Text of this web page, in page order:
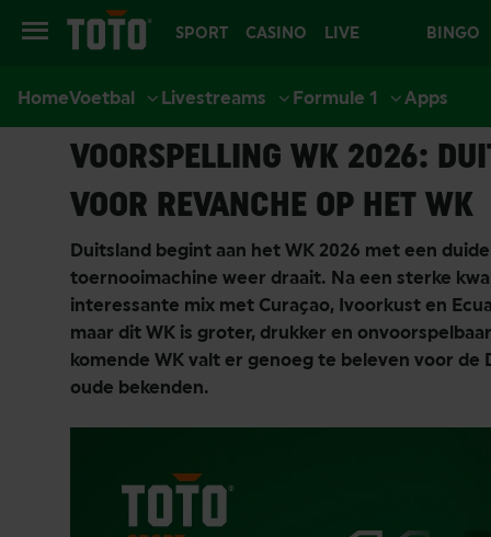
SPORT CASINO LIVE
CASINO
BINGO
HomeVoetbal Livestreams Formule 1 Apps
VOORSPELLING WK 2026:
VOOR REVANCHE OP HET WK
Duitsland begint aan het WK 2026 met een
toernooimachine weer draait. Na een sterke
interessante mix met Curaçao, Ivoorkust en
maar dit WK is groter, drukker en
komende WK valt er genoeg te beleven voor
oude bekenden.